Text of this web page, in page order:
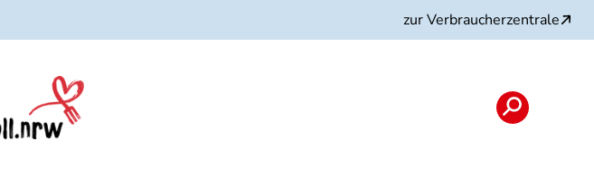
zur Verbraucherzentrale
Spiele und Quiz als Download